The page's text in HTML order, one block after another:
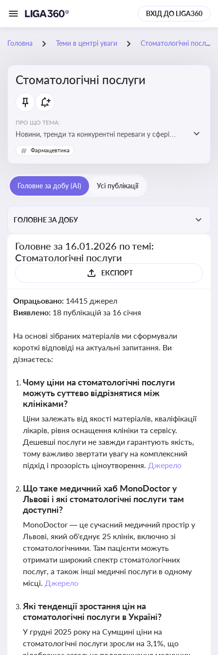
ВХІД ДО LIGA360
Головна Теми в центрі уваги Стоматологічні послуги
Стоматологічні послуги
ПРО ЩО ТЕМА:
Новини, тренди та конкурентні переваги у сфері
стоматологічних послуг. Використання новітніх
технологій та стратегій для покращення
Фармацевтика
Головне за добу (AI) Усі публікації
ГОЛОВНЕ ЗА ДОБУ
Головне за 16.01.2026 по темі:
Стоматологічні послуги
ЕКСПОРТ
Опрацьовано: 14415 джерел
Виявлено: 18 публікацій за 16 січня
На основі зібраних матеріалів ми сформували
короткі відповіді на актуальні запитання. Ви
дізнаєтесь:
Чому ціни на стоматологічні послуги
можуть суттєво відрізнятися між
клініками?
Ціни залежать від якості матеріалів, кваліфікації
лікарів, рівня оснащення клініки та сервісу.
Дешевші послуги не завжди гарантують якість,
тому важливо звертати увагу на комплексний
підхід і прозорість ціноутворення. Джерело
Що таке медичний хаб MonoDoctor у
Львові і які стоматологічні послуги там
доступні?
MonoDoctor — це сучасний медичний простір у
Львові, який об'єднує 25 клінік, включно зі
стоматологічними. Там пацієнти можуть
отримати широкий спектр стоматологічних
послуг, а також інші медичні послуги в одному
місці. Джерело
Які тенденції зростання цін на
стоматологічні послуги в Україні?
У грудні 2025 року на Сумщині ціни на
стоматологічні послуги зросли на 3,1%, що